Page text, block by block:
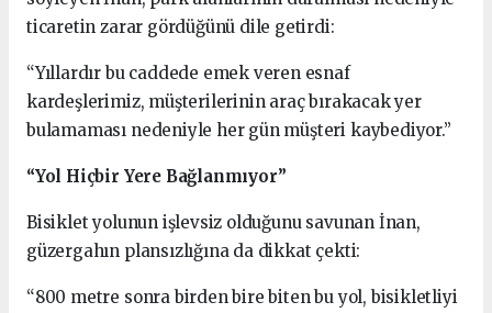
ticaretin zarar gördüğünü dile getirdi:
“Yıllardır bu caddede emek veren esnaf
kardeşlerimiz, müşterilerinin araç bırakacak yer
bulamaması nedeniyle her gün müşteri kaybediyor.”
“Yol Hiçbir Yere Bağlanmıyor”
Bisiklet yolunun işlevsiz olduğunu savunan İnan,
güzergahın plansızlığına da dikkat çekti:
“800 metre sonra birden bire biten bu yol, bisikletliyi